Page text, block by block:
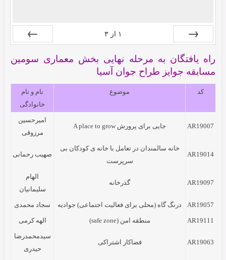
۱ از ۳
راه یافتگان به مرحله نهایی بخش معماری سومین
مسابقه جوایز طراح جوان آسیا
کد موضوع
نام و نام
خانوادگی
AR19007 جایی برای پرورش A place to grow
امیرحسین
مرزوقی
AR19014
خانه سالمندان در تعامل با خانه ی کودکان بی
سرپرست
صهیب رحمانی
AR19097 گذرخانه
الهام
سلیمانیان
AR19057 درنگ گاه (محلی برای فعالیت اجتماعی) جوادیه سجاد محمدی
AR19111 منطقه امن (safe zone) الهه کرمی
AR19063 فضاکار اشتراکی
سیدمحمدرضا
حیدری